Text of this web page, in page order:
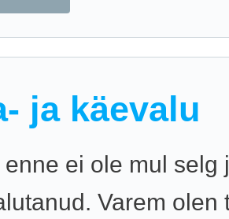
ja käevalu
enne ei ole mul selg
Varem olen